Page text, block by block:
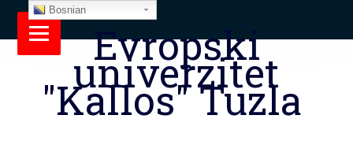
Evropski
univerzitet
"Kallos" Tuzla
Bosnian